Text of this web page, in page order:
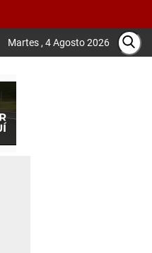
Martes , 4 Agosto 2026